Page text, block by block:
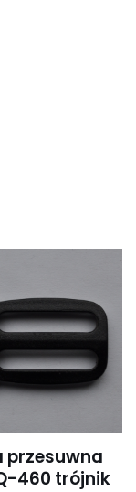
przesuwna
460 trójnik